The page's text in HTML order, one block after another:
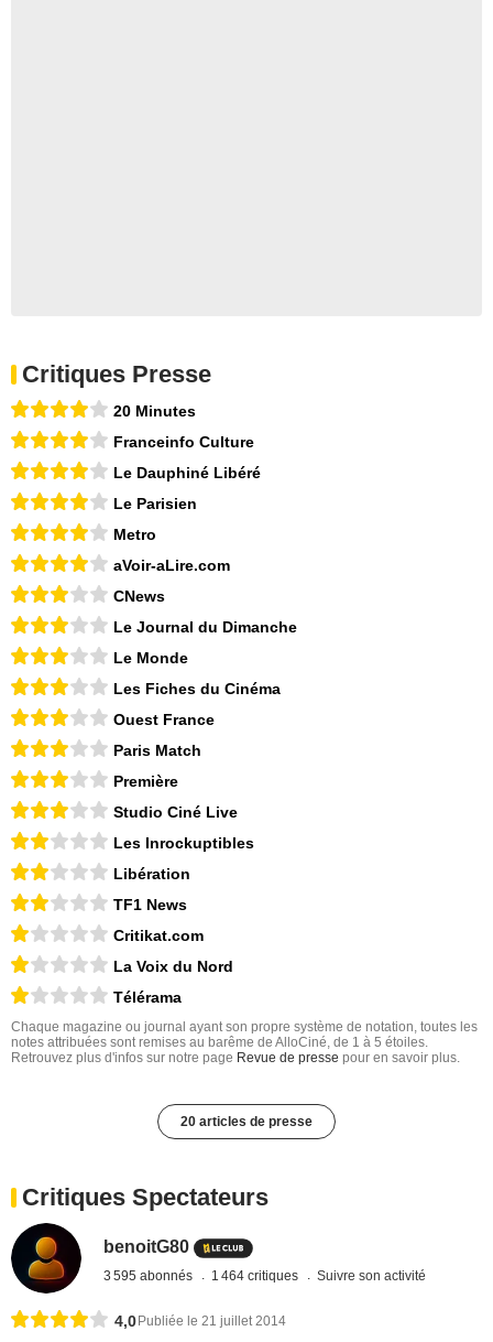
Critiques Presse
20 Minutes
Franceinfo Culture
Le Dauphiné Libéré
Le Parisien
Metro
aVoir-aLire.com
CNews
Le Journal du Dimanche
Le Monde
Les Fiches du Cinéma
Ouest France
Paris Match
Première
Studio Ciné Live
Les Inrockuptibles
Libération
TF1 News
Critikat.com
La Voix du Nord
Télérama
Chaque magazine ou journal ayant son propre système de notation, toutes les
notes attribuées sont remises au barême de AlloCiné, de 1 à 5 étoiles.
Retrouvez plus d'infos sur notre page Revue de presse pour en savoir plus.
20 articles de presse
Critiques Spectateurs
benoitG80
3 595 abonnés 1 464 critiques Suivre son activité
4,0Publiée le 21 juillet 2014